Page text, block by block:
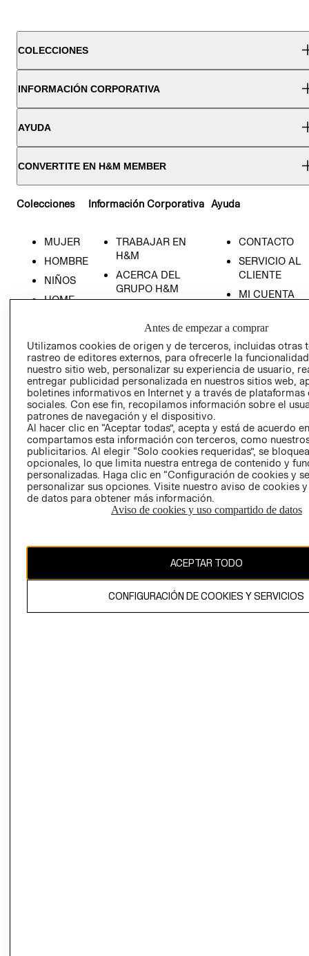
COLECCIONES
INFORMACIÓN CORPORATIVA
AYUDA
CONVERTITE EN H&M MEMBER
Colecciones
MUJER
HOMBRE
NIÑOS
HOME
Información Corporativa
TRABAJAR EN
H&M
ACERCA DEL
GRUPO H&M
SOCIAL
PRENSA
RELACIÓN CON
INVERSIONISTAS
POLÍTICA
EMPRESARIAL
Ayuda
CONTACTO
SERVICIO AL
CLIENTE
MI CUENTA
TIENDAS
- RETIRO EN
TIENDA
TÉRMINOS Y
CONDICIONES
AVISO DE
PRIVACIDAD
GIFT CARD
AVISO DE
COOKIES
CAMBIAR REGIÓN
Antes de empezar a comprar
Utilizamos cookies de origen y de terceros, incluidas otras
rastreo de editores externos, para ofrecerle la
nuestro sitio web, personalizar su experiencia de usuario,
entregar publicidad personalizada en nuestros sitios web,
boletines informativos en Internet y a través de plataformas
sociales. Con ese fin, recopilamos información sobre el
patrones de navegación y el dispositivo.
Al hacer clic en “Aceptar todas”, acepta y está de acuerdo
compartamos esta información con terceros, como
publicitarios. Al elegir “Solo cookies requeridas”, se
opcionales, lo que limita nuestra entrega de contenido y
personalizadas. Haga clic en “Configuración de cookies y
personalizar sus opciones. Visite nuestro aviso de cookies
de datos para obtener más información.
Aviso de cookies y uso compartido de datos
ACEPTAR TODO
CONFIGURACIÓN DE COOKIES Y SERVICIOS